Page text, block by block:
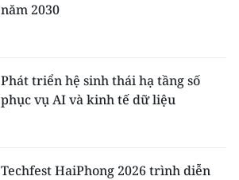
năm 2030
Phát triển hệ sinh thái hạ tầng số
phục vụ AI và kinh tế dữ liệu
Techfest HaiPhong 2026 trình diễn